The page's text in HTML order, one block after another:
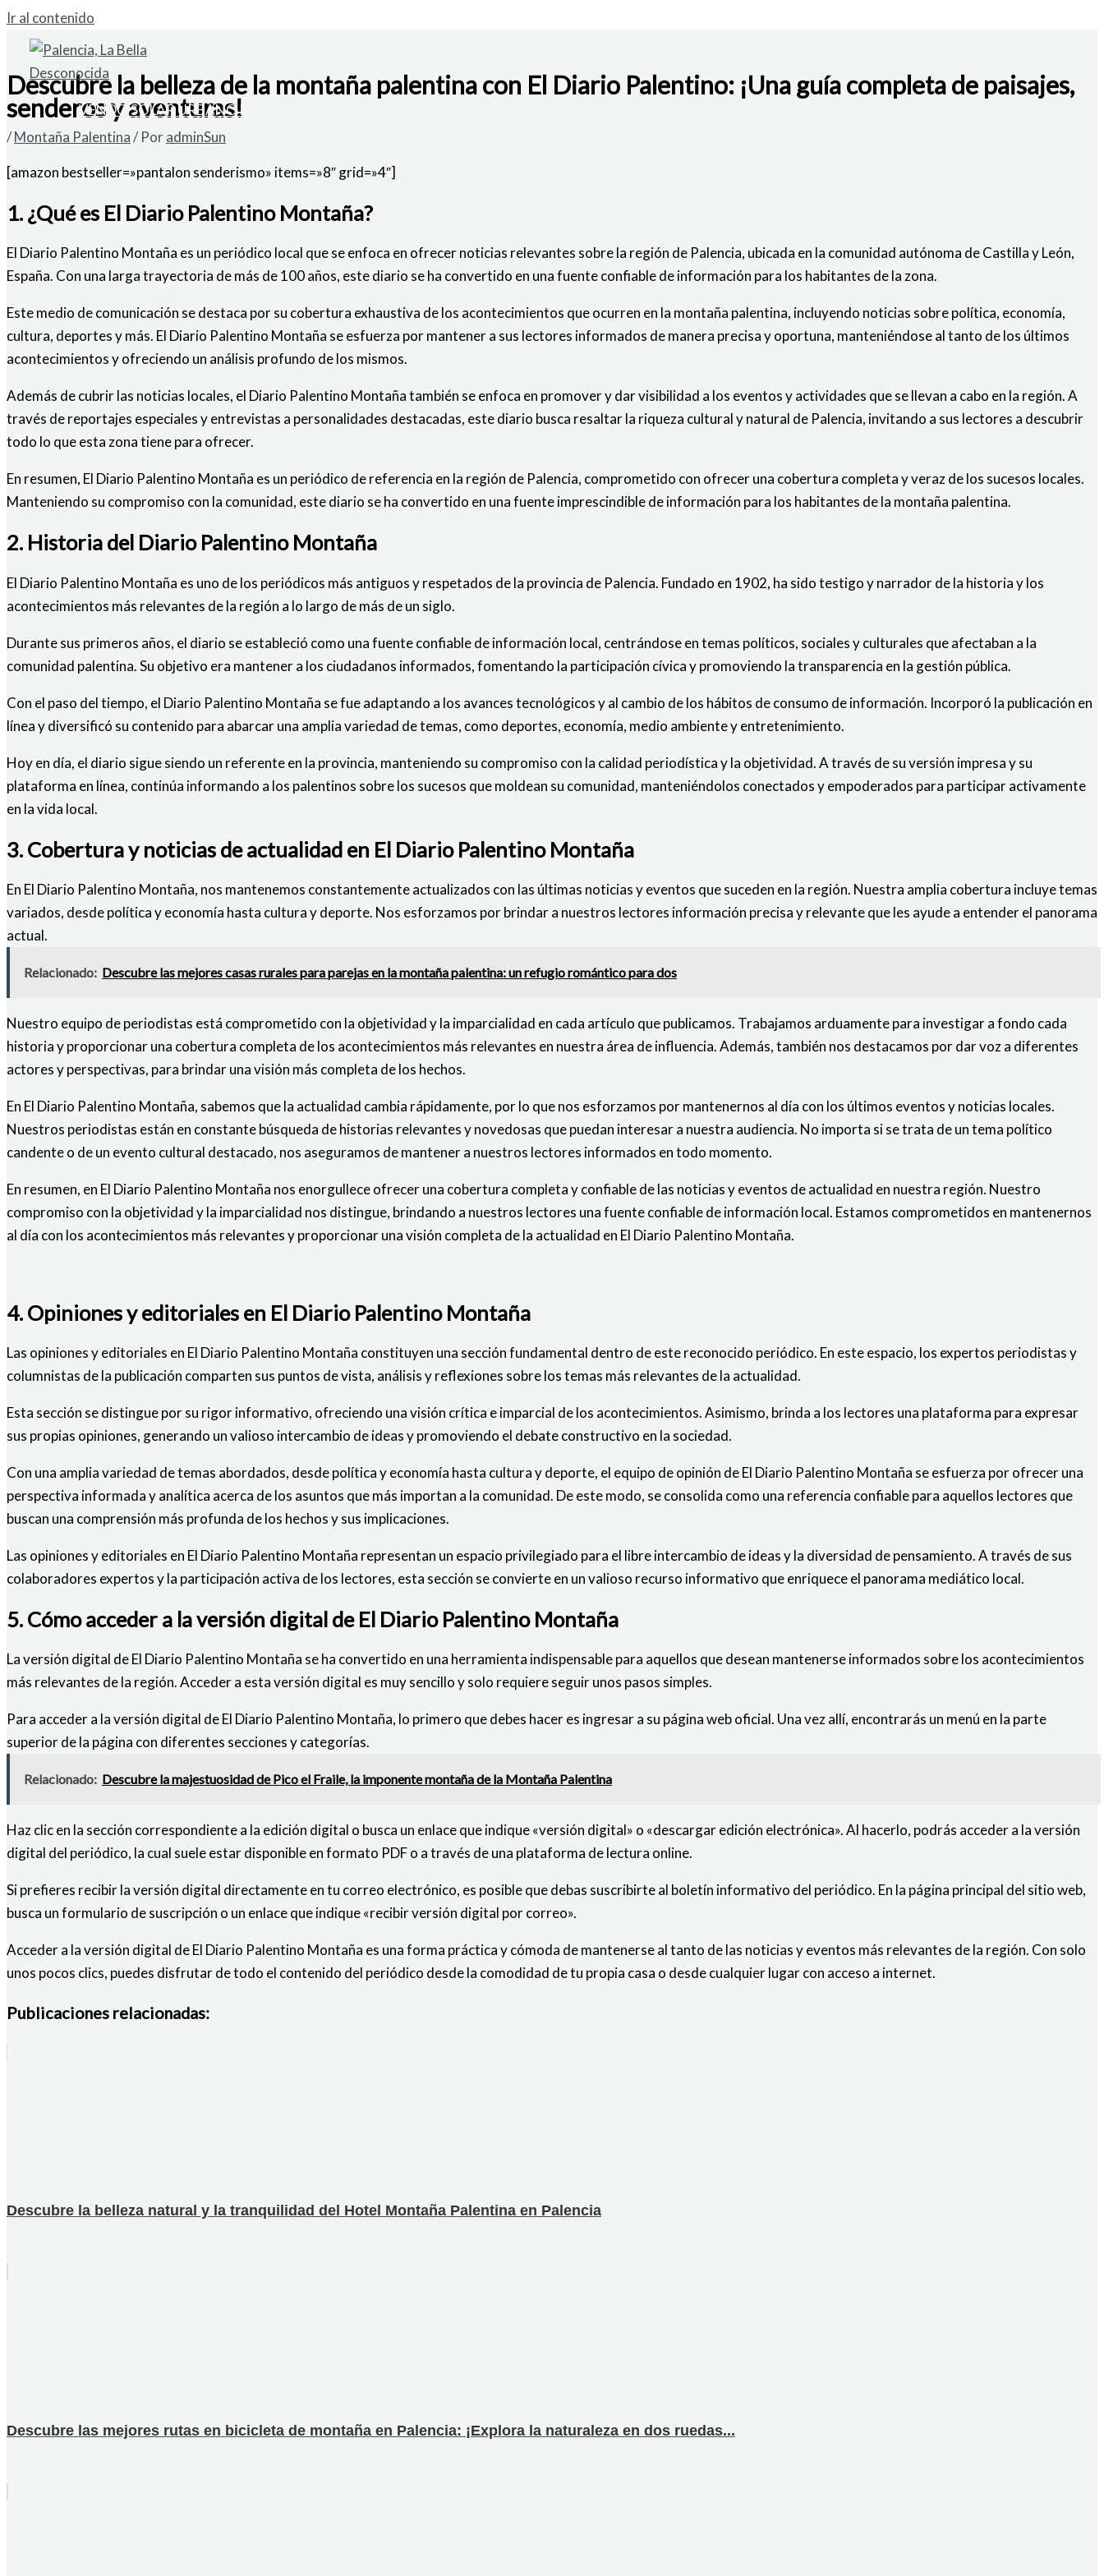
Ir al contenido
VENDO SOLAR URBANO EN CARDAÑO DE ABAJO
Descubre la belleza de la montaña palentina con El Diario Palentino: ¡Una guía completa de paisajes,
senderos y aventuras!
/Montaña Palentina/ PoradminSun
[amazon bestseller=»pantalon senderismo» items=»8″ grid=»4″]
1. ¿Qué es El Diario Palentino Montaña?
El Diario Palentino Montaña es un periódico local que se enfoca en ofrecer noticias relevantes sobre la región de Palencia, ubicada en la comunidad autónoma de Castilla y León,
España. Con una larga trayectoria de más de 100 años, este diario se ha convertido en una fuente confiable de información para los habitantes de la zona.
Este medio de comunicación se destaca por su cobertura exhaustiva de los acontecimientos que ocurren en la montaña palentina, incluyendo noticias sobre política, economía,
cultura, deportes y más. El Diario Palentino Montaña se esfuerza por mantener a sus lectores informados de manera precisa y oportuna, manteniéndose al tanto de los últimos
acontecimientos y ofreciendo un análisis profundo de los mismos.
Además de cubrir las noticias locales, el Diario Palentino Montaña también se enfoca en promover y dar visibilidad a los eventos y actividades que se llevan a cabo en la región. A
través de reportajes especiales y entrevistas a personalidades destacadas, este diario busca resaltar la riqueza cultural y natural de Palencia, invitando a sus lectores a descubrir
todo lo que esta zona tiene para ofrecer.
En resumen, El Diario Palentino Montaña es un periódico de referencia en la región de Palencia, comprometido con ofrecer una cobertura completa y veraz de los sucesos locales.
Manteniendo su compromiso con la comunidad, este diario se ha convertido en una fuente imprescindible de información para los habitantes de la montaña palentina.
2. Historia del Diario Palentino Montaña
El Diario Palentino Montaña es uno de los periódicos más antiguos y respetados de la provincia de Palencia. Fundado en 1902, ha sido testigo y narrador de la historia y los
acontecimientos más relevantes de la región a lo largo de más de un siglo.
Durante sus primeros años, el diario se estableció como una fuente confiable de información local, centrándose en temas políticos, sociales y culturales que afectaban a la
comunidad palentina. Su objetivo era mantener a los ciudadanos informados, fomentando la participación cívica y promoviendo la transparencia en la gestión pública.
Con el paso del tiempo, el Diario Palentino Montaña se fue adaptando a los avances tecnológicos y al cambio de los hábitos de consumo de información. Incorporó la publicación en
línea y diversificó su contenido para abarcar una amplia variedad de temas, como deportes, economía, medio ambiente y entretenimiento.
Hoy en día, el diario sigue siendo un referente en la provincia, manteniendo su compromiso con la calidad periodística y la objetividad. A través de su versión impresa y su
plataforma en línea, continúa informando a los palentinos sobre los sucesos que moldean su comunidad, manteniéndolos conectados y empoderados para participar activamente
en la vida local.
3. Cobertura y noticias de actualidad en El Diario Palentino Montaña
En El Diario Palentino Montaña, nos mantenemos constantemente actualizados con las últimas noticias y eventos que suceden en la región. Nuestra amplia cobertura incluye temas
variados, desde política y economía hasta cultura y deporte. Nos esforzamos por brindar a nuestros lectores información precisa y relevante que les ayude a entender el panorama
actual.
Relacionado: Descubre las mejores casas rurales para parejas en la montaña palentina: un refugio romántico para dos
Nuestro equipo de periodistas está comprometido con la objetividad y la imparcialidad en cada artículo que publicamos. Trabajamos arduamente para investigar a fondo cada
historia y proporcionar una cobertura completa de los acontecimientos más relevantes en nuestra área de influencia. Además, también nos destacamos por dar voz a diferentes
actores y perspectivas, para brindar una visión más completa de los hechos.
En El Diario Palentino Montaña, sabemos que la actualidad cambia rápidamente, por lo que nos esforzamos por mantenernos al día con los últimos eventos y noticias locales.
Nuestros periodistas están en constante búsqueda de historias relevantes y novedosas que puedan interesar a nuestra audiencia. No importa si se trata de un tema político
candente o de un evento cultural destacado, nos aseguramos de mantener a nuestros lectores informados en todo momento.
En resumen, en El Diario Palentino Montaña nos enorgullece ofrecer una cobertura completa y confiable de las noticias y eventos de actualidad en nuestra región. Nuestro
compromiso con la objetividad y la imparcialidad nos distingue, brindando a nuestros lectores una fuente confiable de información local. Estamos comprometidos en mantenernos
al día con los acontecimientos más relevantes y proporcionar una visión completa de la actualidad en El Diario Palentino Montaña.
4. Opiniones y editoriales en El Diario Palentino Montaña
Las opiniones y editoriales en El Diario Palentino Montaña constituyen una sección fundamental dentro de este reconocido periódico. En este espacio, los expertos periodistas y
columnistas de la publicación comparten sus puntos de vista, análisis y reflexiones sobre los temas más relevantes de la actualidad.
Esta sección se distingue por su rigor informativo, ofreciendo una visión crítica e imparcial de los acontecimientos. Asimismo, brinda a los lectores una plataforma para expresar
sus propias opiniones, generando un valioso intercambio de ideas y promoviendo el debate constructivo en la sociedad.
Con una amplia variedad de temas abordados, desde política y economía hasta cultura y deporte, el equipo de opinión de El Diario Palentino Montaña se esfuerza por ofrecer una
perspectiva informada y analítica acerca de los asuntos que más importan a la comunidad. De este modo, se consolida como una referencia confiable para aquellos lectores que
buscan una comprensión más profunda de los hechos y sus implicaciones.
Las opiniones y editoriales en El Diario Palentino Montaña representan un espacio privilegiado para el libre intercambio de ideas y la diversidad de pensamiento. A través de sus
colaboradores expertos y la participación activa de los lectores, esta sección se convierte en un valioso recurso informativo que enriquece el panorama mediático local.
5. Cómo acceder a la versión digital de El Diario Palentino Montaña
La versión digital de El Diario Palentino Montaña se ha convertido en una herramienta indispensable para aquellos que desean mantenerse informados sobre los acontecimientos
más relevantes de la región. Acceder a esta versión digital es muy sencillo y solo requiere seguir unos pasos simples.
Para acceder a la versión digital de El Diario Palentino Montaña, lo primero que debes hacer es ingresar a su página web oficial. Una vez allí, encontrarás un menú en la parte
superior de la página con diferentes secciones y categorías.
Relacionado: Descubre la majestuosidad de Pico el Fraile, la imponente montaña de la Montaña Palentina
Haz clic en la sección correspondiente a la edición digital o busca un enlace que indique «versión digital» o «descargar edición electrónica». Al hacerlo, podrás acceder a la versión
digital del periódico, la cual suele estar disponible en formato PDF o a través de una plataforma de lectura online.
Si prefieres recibir la versión digital directamente en tu correo electrónico, es posible que debas suscribirte al boletín informativo del periódico. En la página principal del sitio web,
busca un formulario de suscripción o un enlace que indique «recibir versión digital por correo».
Acceder a la versión digital de El Diario Palentino Montaña es una forma práctica y cómoda de mantenerse al tanto de las noticias y eventos más relevantes de la región. Con solo
unos pocos clics, puedes disfrutar de todo el contenido del periódico desde la comodidad de tu propia casa o desde cualquier lugar con acceso a internet.
Publicaciones relacionadas:
Descubre la belleza natural y la tranquilidad del Hotel Montaña Palentina en Palencia
Descubre las mejores rutas en bicicleta de montaña en Palencia: ¡Explora la naturaleza en dos ruedas...